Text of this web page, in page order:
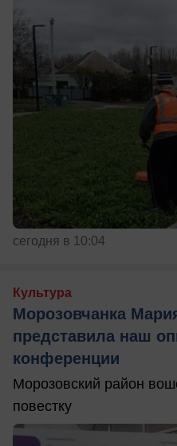
сегодня в 10:04
Культура
Морозовчанка
представила наш
конференции
Морозовский район
повестку